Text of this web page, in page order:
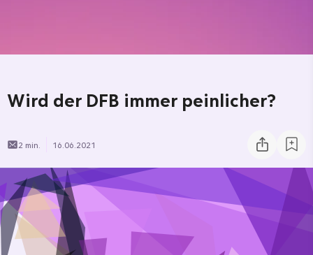
Wird der DFB immer peinlicher?
2 min. 16.06.2021